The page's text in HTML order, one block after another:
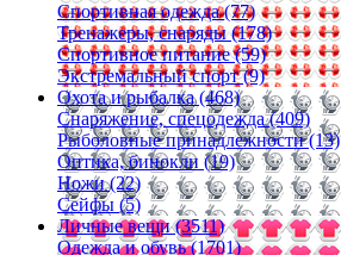
Спортивная одежда (77)
Тренажеры, снаряды (178)
Спортивное питание (59)
Экстремальный спорт (9)
Охота и рыбалка (468)
Снаряжение, спецодежда (409)
Рыболовные принадлежности (13)
Оптика, бинокли (19)
Ножи (22)
Сейфы (5)
Личные вещи (3511)
Одежда и обувь (1701)